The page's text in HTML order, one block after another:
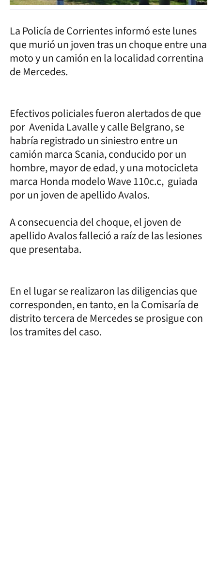
La Policía de Corrientes informó este lunes
que murió un joven tras un choque entre una
moto y un camión en la localidad correntina
de Mercedes.
Efectivos policiales fueron alertados de que
por Avenida Lavalle y calle Belgrano, se
habría registrado un siniestro entre un
camión marca Scania, conducido por un
hombre, mayor de edad, y una motocicleta
marca Honda modelo Wave 110c.c, guiada
por un joven de apellido Avalos.
A consecuencia del choque, el joven de
apellido Avalos falleció a raíz de las lesiones
que presentaba.
En el lugar se realizaron las diligencias que
corresponden, en tanto, en la Comisaría de
distrito tercera de Mercedes se prosigue con
los tramites del caso.